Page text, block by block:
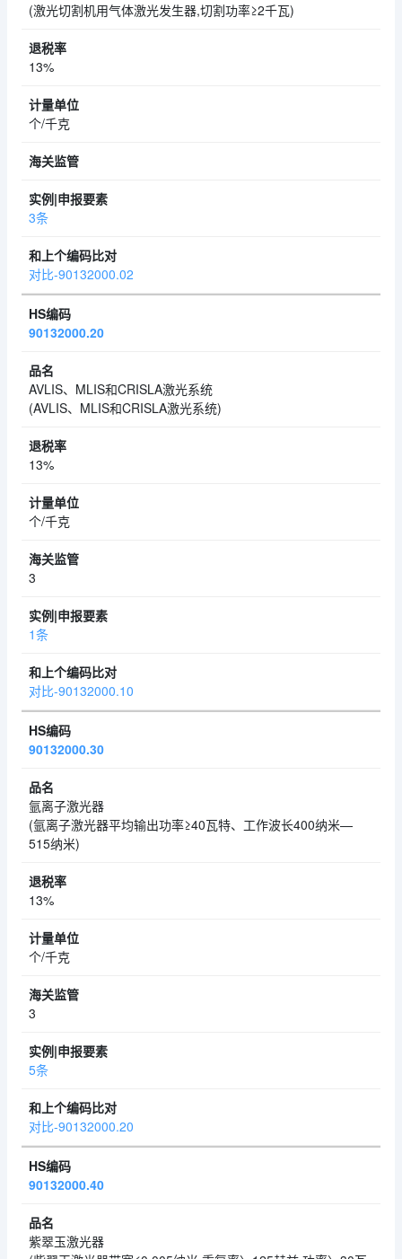
(激光切割机用气体激光发生器,切割功率≥2千瓦)
13%
个/千克
3条
对比-90132000.02
90132000.20
AVLIS、MLIS和CRISLA激光系统
(AVLIS、MLIS和CRISLA激光系统)
13%
个/千克
3
1条
对比-90132000.10
90132000.30
氩离子激光器
(氩离子激光器平均输出功率≥40瓦特、工作波长400纳米—
515纳米)
13%
个/千克
3
5条
对比-90132000.20
90132000.40
紫翠玉激光器